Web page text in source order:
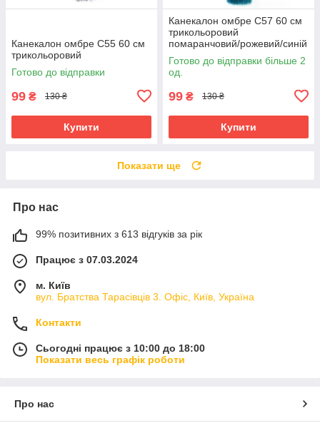
Канекалон омбре C55 60 см
трикольоровий
Готово до відправки
99 ₴ 130 ₴
Купити
Канекалон омбре C57 60 см
трикольоровий
помаранчовий/рожевий/синій
Готово до відправки більше 2
од.
99 ₴ 130 ₴
Купити
Показати ще
Про нас
99% позитивних з 613 відгуків за рік
Працює з 07.03.2024
м. Київ
вул. Братства Тарасівців 3. Офіс, Київ, Україна
Контакти
Сьогодні працює з 10:00 до 18:00
Показати весь графік роботи
Про нас